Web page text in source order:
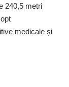
240,5 metri
medicale și